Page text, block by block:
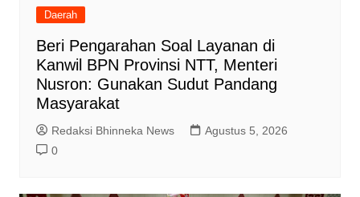
Daerah
Beri Pengarahan Soal Layanan di
Kanwil BPN Provinsi NTT, Menteri
Nusron: Gunakan Sudut Pandang
Masyarakat
Redaksi Bhinneka News
Agustus 5, 2026
0